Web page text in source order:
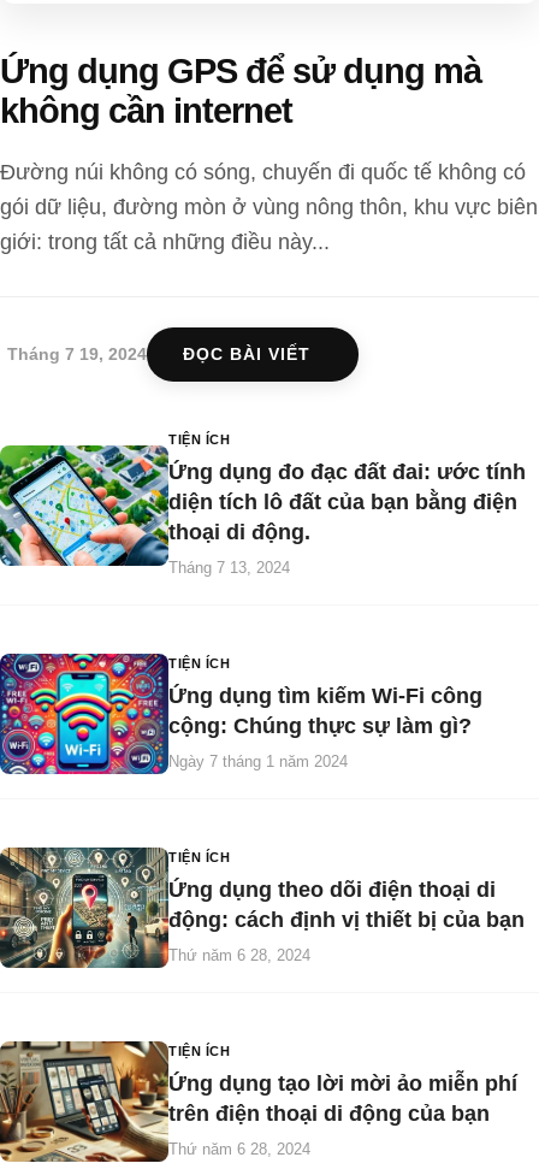
Ứng dụng GPS để sử dụng mà
không cần internet
Đường núi không có sóng, chuyến đi quốc tế không có
gói dữ liệu, đường mòn ở vùng nông thôn, khu vực biên
giới: trong tất cả những điều này...
Tháng 7 19, 2024 ĐỌC BÀI VIẾT
TIỆN ÍCH
Ứng dụng đo đạc đất đai: ước tính
diện tích lô đất của bạn bằng điện
thoại di động.
Tháng 7 13, 2024
TIỆN ÍCH
Ứng dụng tìm kiếm Wi-Fi công
cộng: Chúng thực sự làm gì?
Ngày 7 tháng 1 năm 2024
TIỆN ÍCH
Ứng dụng theo dõi điện thoại di
động: cách định vị thiết bị của bạn
Thứ năm 6 28, 2024
TIỆN ÍCH
Ứng dụng tạo lời mời ảo miễn phí
trên điện thoại di động của bạn
Thứ năm 6 28, 2024